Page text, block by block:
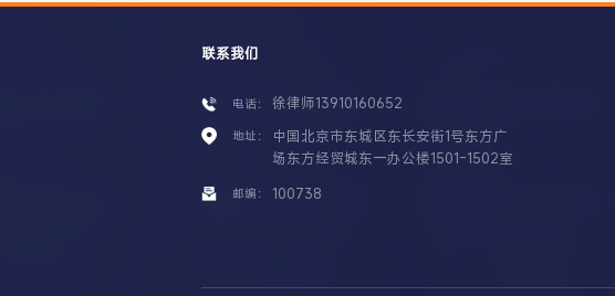
联系我们
电话： 徐律师13910160652
地址：
中国北京市东城区东长安街1号东方广
场东方经贸城东一办公楼1501-1502室
邮编： 100738